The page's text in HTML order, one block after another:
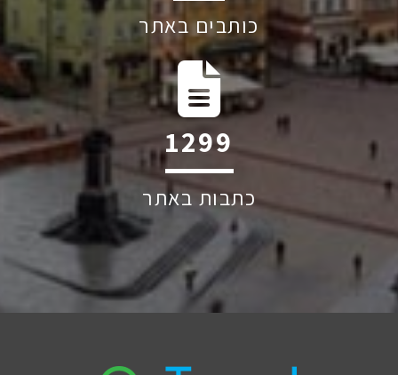
כותבים באתר
2058
כתבות באתר